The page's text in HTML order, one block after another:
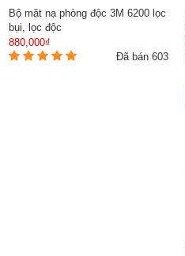
Bộ mặt nạ phòng độc 3M 6200 lọc
bụi, lọc độc
880,000₫
Đã bán 603